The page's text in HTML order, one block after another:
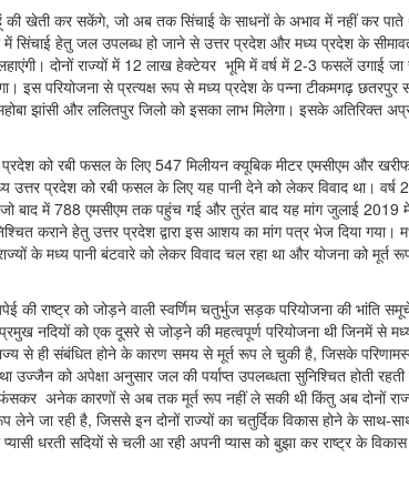
की खेती कर सकेंगे, जो अब तक सिंचाई के साधनों के अभाव में नहीं कर पाते
में सिंचाई हेतु जल उपलब्ध हो जाने से उत्तर प्रदेश और मध्य प्रदेश के
दोनों राज्यों में 12 लाख हेक्टेयर भूमि में वर्ष में 2-3 फसलें उगाई जा
इस परियोजना से प्रत्यक्ष रूप से मध्य प्रदेश के पन्ना टीकमगढ़ छतरपुर
झांसी और ललितपुर जिलो को इसका लाभ मिलेगा। इसके अतिरिक्त
प्रदेश को रबी फसल के लिए 547 मिलीयन क्यूबिक मीटर एमसीएम और
उत्तर प्रदेश को रबी फसल के लिए यह पानी देने को लेकर विवाद था। वर्ष
बाद में 788 एमसीएम तक पहुंच गई और तुरंत बाद यह मांग जुलाई 2019
कराने हेतु उत्तर प्रदेश द्वारा इस आशय का मांग पत्र भेज दिया गया।
के मध्य पानी बंटवारे को लेकर विवाद चल रहा था और योजना को मूर्त
की राष्ट्र को जोड़ने वाली स्वर्णिम चतुर्भुज सड़क परियोजना की भांति
नदियों को एक दूसरे से जोड़ने की महत्वपूर्ण परियोजना थी जिनमें से
से ही संबंधित होने के कारण समय से मूर्त रूप ले चुकी है, जिसके
उज्जैन को अपेक्षा अनुसार जल की पर्याप्त उपलब्धता सुनिश्चित होती
अनेक कारणों से अब तक मूर्त रूप नहीं ले सकी थी किंतु अब दोनों
लेने जा रही है, जिससे इन दोनों राज्यों का चतुर्दिक विकास होने के साथ-
धरती सदियों से चली आ रही अपनी प्यास को बुझा कर राष्ट्र के